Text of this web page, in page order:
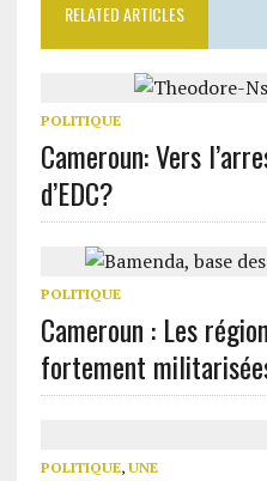
RELATED ARTICLES
POLITIQUE
Cameroun: Vers
d’EDC?
POLITIQUE
Cameroun : Les
fortement
POLITIQUE, UNE